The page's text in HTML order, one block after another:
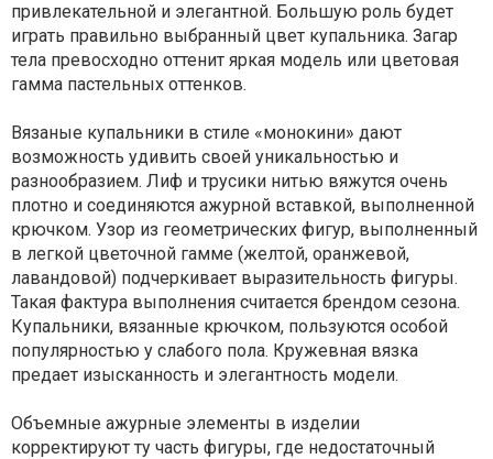
привлекательной и элегантной. Большую роль будет
играть правильно выбранный цвет купальника. Загар
тела превосходно оттенит яркая модель или цветовая
гамма пастельных оттенков.
Вязаные купальники в стиле «монокини» дают
возможность удивить своей уникальностью и
разнообразием. Лиф и трусики нитью вяжутся очень
плотно и соединяются ажурной вставкой, выполненной
крючком. Узор из геометрических фигур, выполненный
в легкой цветочной гамме (желтой, оранжевой,
лавандовой) подчеркивает выразительность фигуры.
Такая фактура выполнения считается брендом сезона.
Купальники, вязанные крючком, пользуются особой
популярностью у слабого пола. Кружевная вязка
предает изысканность и элегантность модели.
Объемные ажурные элементы в изделии
корректируют ту часть фигуры, где недостаточный